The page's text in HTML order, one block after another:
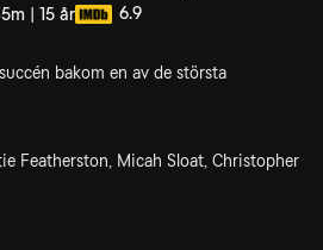
| 15 år 6.9
bakom en av de största
Featherston, Micah Sloat, Christopher